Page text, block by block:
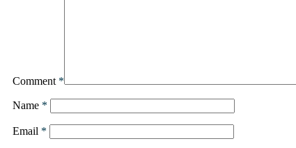
Comment *
Name *
Email *